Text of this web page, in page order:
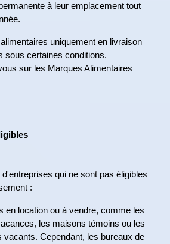
à leur emplacement tout
uniquement en livraison
sous certaines conditions.
sur les Marques Alimentaires
qui ne sont pas éligibles
:
en location ou à vendre, comme les
les maisons témoins ou les
vacants. Cependant, les bureaux de